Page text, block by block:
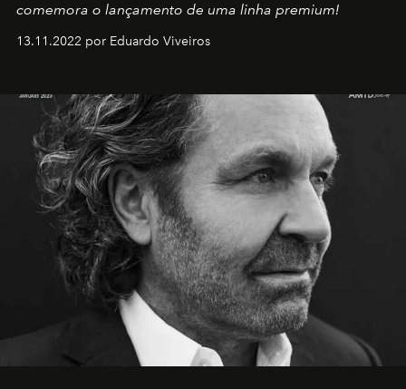
comemora o lançamento de uma linha premium!
13.11.2022 por Eduardo Viveiros